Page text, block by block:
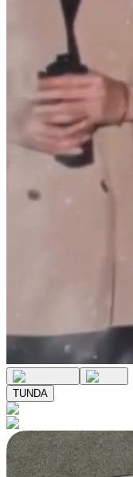
TUNDA